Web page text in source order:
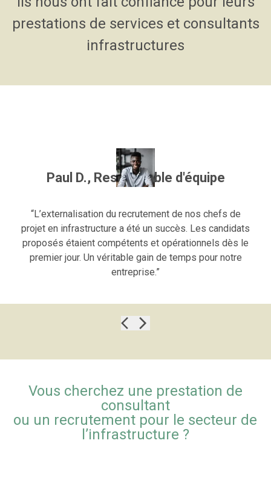
prestations de services et consultants
infrastructures
Paul D., Responsable d'équipe
“L’externalisation du recrutement de nos chefs de
projet en infrastructure a été un succès. Les candidats
proposés étaient compétents et opérationnels dès le
premier jour. Un véritable gain de temps pour notre
entreprise.”
Vous cherchez une prestation de
consultant
ou un recrutement pour le secteur de
l’infrastructure ?